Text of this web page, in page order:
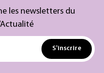
les newsletters du
S'inscrire